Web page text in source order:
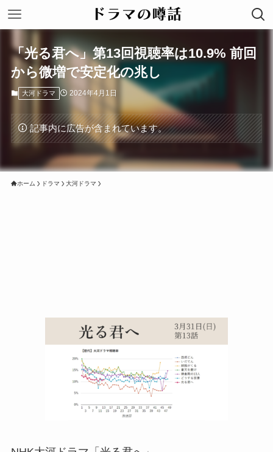
「光る君へ」第13回視聴率は10.9% 前回
から微増で安定化の兆し
大河ドラマ 2024年4月1日
記事内に広告が含まれています。
ホーム ドラマ 大河ドラマ